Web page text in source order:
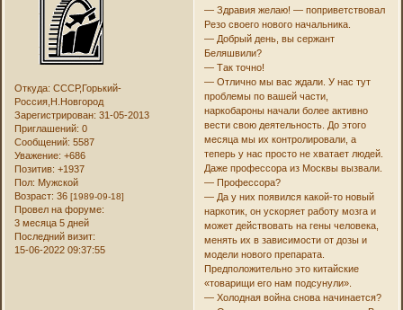
Откуда: СССР,Горький-
Россия,Н.Новгород
Зарегистрирован: 31-05-2013
Приглашений: 0
Сообщений: 5587
Уважение: +686
Позитив: +1937
Пол: Мужской
Возраст: 36[1989-09-18]
Провел на форуме:
3 месяца 5 дней
Последний визит:
15-06-2022 09:37:55
— Здравия желаю! — поприветствовал
Резо своего нового начальника.
— Добрый день, вы сержант
Беляшвили?
— Так точно!
— Отлично мы вас ждали. У нас тут
проблемы по вашей части,
наркобароны начали более активно
вести свою деятельность. До этого
месяца мы их контролировали, а
теперь у нас просто не хватает людей.
Даже профессора из Москвы вызвали.
— Профессора?
— Да у них появился какой-то новый
наркотик, он ускоряет работу мозга и
может действовать на гены человека,
менять их в зависимости от дозы и
модели нового препарата.
Предположительно это китайские
«товарищи его нам подсунули».
— Холодная война снова начинается?